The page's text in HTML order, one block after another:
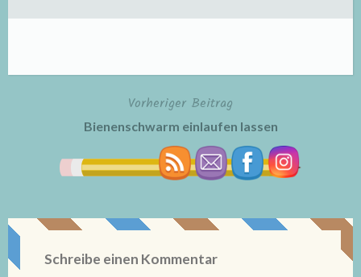
BeitragsnavigationVorheriger Beitrag
Bienenschwarm einlaufen lassen
Schreibe einen Kommentar